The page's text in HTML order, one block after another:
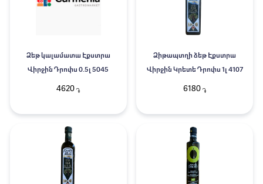
Ձեթ կալամատա Էքստրա
Վիրջին Դրոփս 0.5լ 5045
4620 ֏
Ձիթապտղի ձեթ Էքստրա
Վիրջին Կրետե Դրոփս 1լ 4107
6180 ֏